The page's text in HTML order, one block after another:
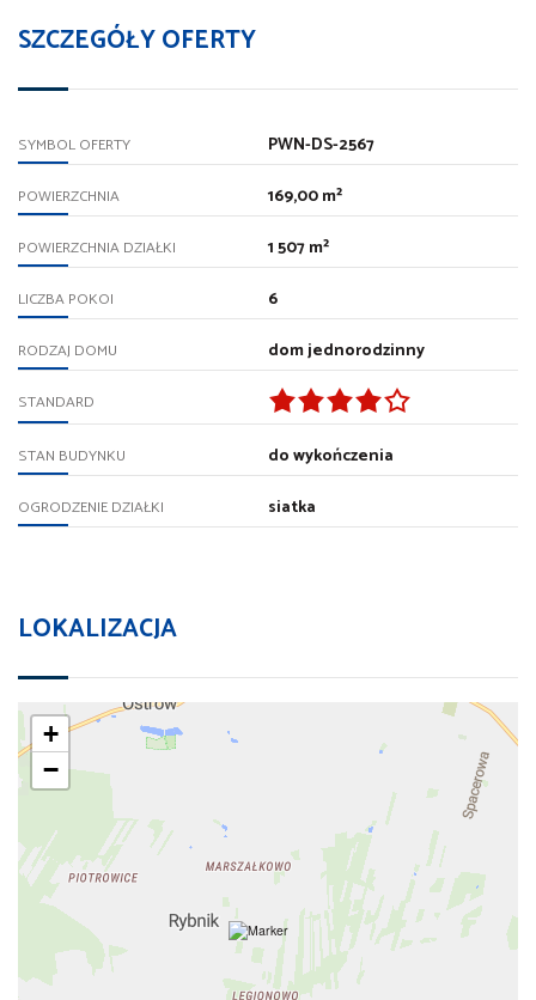
SZCZEGÓŁY OFERTY
SYMBOL OFERTY PWN-DS-2567
POWIERZCHNIA 169,00 m²
POWIERZCHNIA DZIAŁKI 1 507 m²
LICZBA POKOI 6
RODZAJ DOMU dom jednorodzinny
STANDARD
STAN BUDYNKU do wykończenia
OGRODZENIE DZIAŁKI siatka
LOKALIZACJA
+
−